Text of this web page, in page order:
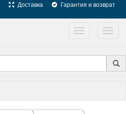
Доставка
Гарантия и возврат
Toggle